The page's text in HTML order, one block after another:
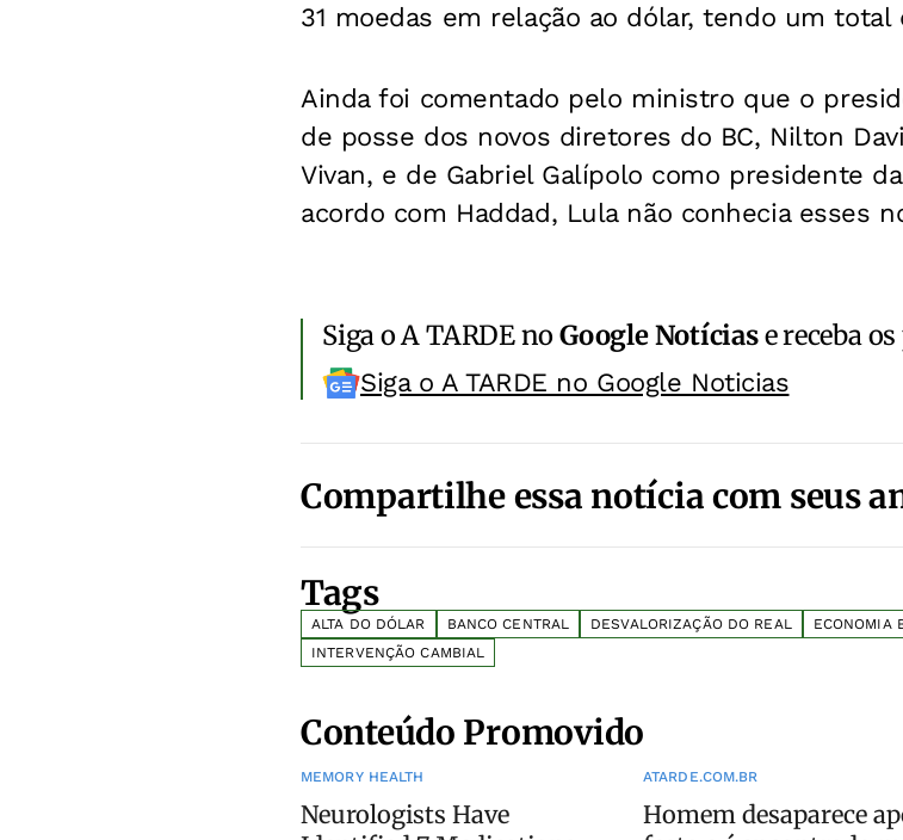
31 moedas em relação ao dólar, tendo um total
Ainda foi comentado pelo ministro que o
de posse dos novos diretores do BC, Nilton
Vivan, e de Gabriel Galípolo como presidente
acordo com Haddad, Lula não conhecia esses
Siga o A TARDE noGoogle Notíciase receba
Siga o A TARDE no Google Noticias
Compartilhe essa notícia com seus
Tags
ALTA DO DÓLAR BANCO CENTRAL DESVALORIZAÇÃO DO REAL ECONOMIA
INTERVENÇÃO CAMBIAL